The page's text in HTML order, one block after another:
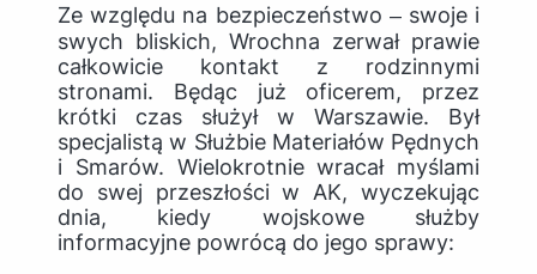
Ze względu na bezpieczeństwo ‒ swoje i
swych bliskich, Wrochna zerwał prawie
całkowicie kontakt z rodzinnymi
stronami. Będąc już oficerem, przez
krótki czas służył w Warszawie. Był
specjalistą w Służbie Materiałów Pędnych
i Smarów. Wielokrotnie wracał myślami
do swej przeszłości w AK, wyczekując
dnia, kiedy wojskowe służby
informacyjne powrócą do jego sprawy: